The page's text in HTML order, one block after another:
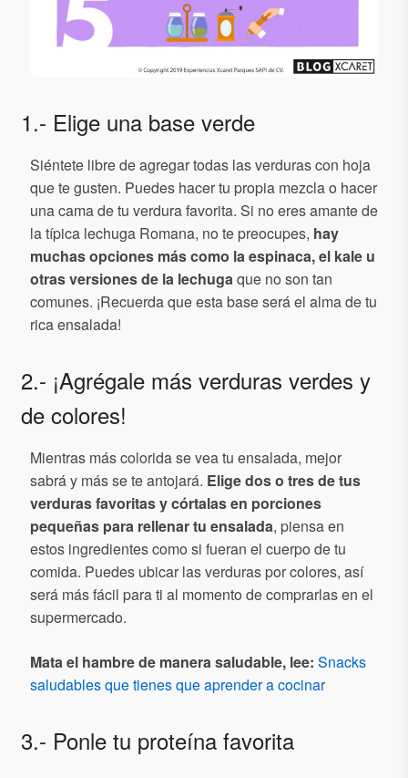
1.- Elige una base verde
Siéntete libre de agregar todas las verduras con hoja
que te gusten. Puedes hacer tu propia mezcla o hacer
una cama de tu verdura favorita. Si no eres amante de
la típica lechuga Romana, no te preocupes, hay
muchas opciones más como la espinaca, el kale u
otras versiones de la lechugaque no son tan
comunes. ¡Recuerda que esta base será el alma de tu
rica ensalada!
2.- ¡Agrégale más verduras verdes y
de colores!
Mientras más colorida se vea tu ensalada, mejor
sabrá y más se te antojará. Elige dos o tres de tus
verduras favoritas y córtalas en porciones
pequeñas para rellenar tu ensalada, piensa en
estos ingredientes como si fueran el cuerpo de tu
comida. Puedes ubicar las verduras por colores, así
será más fácil para ti al momento de comprarlas en el
supermercado.
Mata el hambre de manera saludable, lee: Snacks
saludables que tienes que aprender a cocinar
3.- Ponle tu proteína favorita